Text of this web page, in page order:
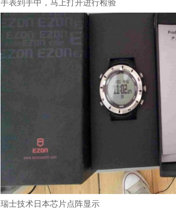
手表到手中，马上打开进行检验
瑞士技术日本芯片点阵显示